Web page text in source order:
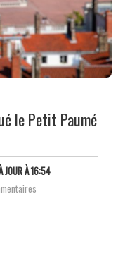
le Petit Paumé
À 16:54